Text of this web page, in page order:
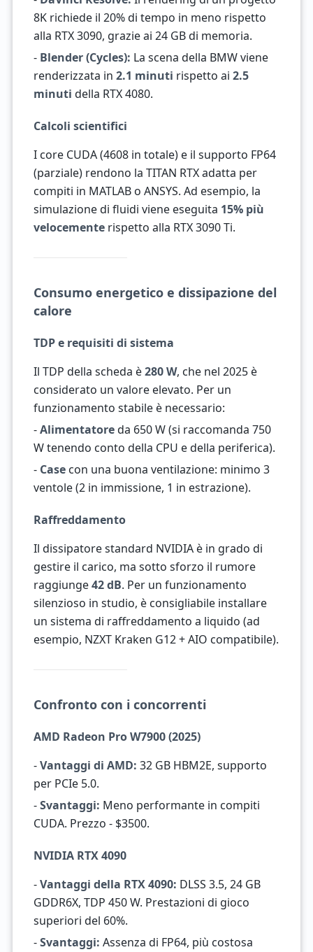
8K richiede il 20% di tempo in meno rispetto
alla RTX 3090, grazie ai 24 GB di memoria.
- Blender (Cycles): La scena della BMW viene
renderizzata in 2.1 minuti rispetto ai 2.5
minuti della RTX 4080.
Calcoli scientifici
I core CUDA (4608 in totale) e il supporto FP64
(parziale) rendono la TITAN RTX adatta per
compiti in MATLAB o ANSYS. Ad esempio, la
simulazione di fluidi viene eseguita 15% più
velocementerispetto alla RTX 3090 Ti.
Consumo energetico e dissipazione del
calore
TDP e requisiti di sistema
Il TDP della scheda è280 W, che nel 2025 è
considerato un valore elevato. Per un
funzionamento stabile è necessario:
-Alimentatoreda 650 W (si raccomanda 750
W tenendo conto della CPU e della periferica).
- Casecon una buona ventilazione: minimo 3
ventole (2 in immissione, 1 in estrazione).
Raffreddamento
Il dissipatore standard NVIDIA è in grado di
gestire il carico, ma sotto sforzo il rumore
raggiunge42 dB. Per un funzionamento
silenzioso in studio, è consigliabile installare
un sistema di raffreddamento a liquido (ad
esempio, NZXT Kraken G12 + AIO compatibile).
Confronto con i concorrenti
AMD Radeon Pro W7900 (2025)
-Vantaggi di AMD: 32 GB HBM2E, supporto
per PCIe 5.0.
-Svantaggi: Meno performante in compiti
CUDA. Prezzo - $3500.
NVIDIA RTX 4090
-Vantaggi della RTX 4090: DLSS 3.5, 24 GB
GDDR6X, TDP 450 W. Prestazioni di gioco
superiori del 60%.
-Svantaggi: Assenza di FP64, più costosa